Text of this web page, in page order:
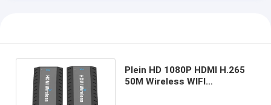
Plein HD 1080P HDMI H.265
50M Wireless WIFI